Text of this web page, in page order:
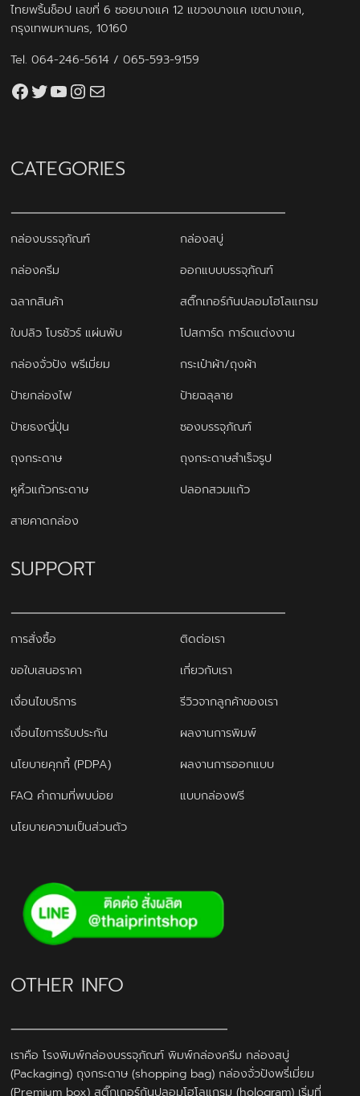
ไทยพริ้นช็อป เลขที่ 6 ซอยบางแค 12 แขวงบางแค เขตบางแค,
กรุงเทพมหานคร, 10160
Tel.064-246-5614 /065-593-9159
Facebook
Twitter
YouTube
Instagram
thaiprintshop.aw@gmail.com
CATEGORIES
กล่องบรรจุภัณฑ์
กล่องสบู่
กล่องครีม
ออกแบบบรรจุภัณฑ์
ฉลากสินค้า
สติ๊กเกอร์กันปลอมโฮโลแกรม
ใบปลิว โบรชัวร์ แผ่นพับ
โปสการ์ด การ์ดแต่งงาน
กล่องจั่วปัง พรีเมี่ยม
กระเป๋าผ้า/ถุงผ้า
ป้ายกล่องไฟ
ป้ายฉลุลาย
ป้ายธงญี่ปุ่น
ซองบรรจุภัณฑ์
ถุงกระดาษ
ถุงกระดาษสำเร็จรูป
หูหิ้วแก้วกระดาษ
ปลอกสวมแก้ว
สายคาดกล่อง
SUPPORT
การสั่งซื้อ
ติดต่อเรา
ขอใบเสนอราคา
เกี่ยวกับเรา
เงื่อนไขบริการ
รีวิวจากลูกค้าของเรา
เงื่อนไขการรับประกัน
ผลงานการพิมพ์
นโยบายคุกกี้ (PDPA)
ผลงานการออกแบบ
FAQ คำถามที่พบบ่อย
แบบกล่องฟรี
นโยบายความเป็นส่วนตัว
OTHER INFO
เราคือ โรงพิมพ์กล่องบรรจุภัณฑ์ พิมพ์กล่องครีม กล่องสบู่
(Packaging) ถุงกระดาษ (shopping bag) กล่องจั่วปังพรี่เมี่ยม
(Premium box) สติ๊กเกอร์กันปลอมโฮโลแกรม (hologram) เริ่มที่